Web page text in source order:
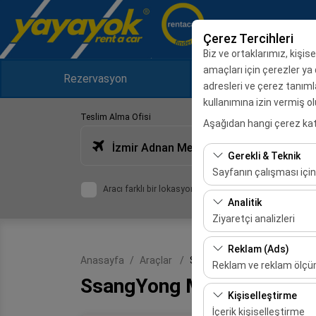
Çerez Tercihleri
Biz ve ortaklarımız,
amaçları için çerezler
adresleri ve çerez
kullanımına izin vermiş
Aşağıdan hangi çerez
Gerekli & Teknik
Sayfanın çalışması
Bu çerezler sitenin
bırakılamaz.
Analitik
Ziyaretçi analizleri
Bu çerezler, sitemizin
etmemizi sağlar. Bu
Reklam (Ads)
Reklam ve reklam
Bu çerezler, size ilgi
etkinliğini (gösterim
Kişiselleştirme
İçerik kişiselleştirme
Rezervasyon Kampanyalar
Teslim Alma Ofisi
İzmir Adnan Menderes Havalimanı Dış Hatlar
Aracı farklı bir lokasyona bırakacağım
Anasayfa Araçlar SsangYong Musso Grand 2.2
SsangYong Musso Grand